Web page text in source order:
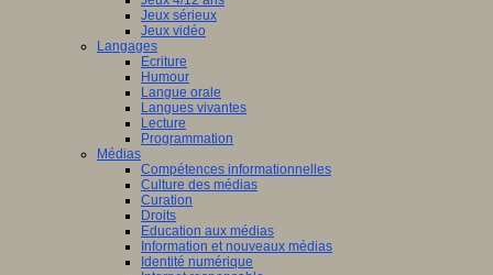
Jeux sérieux
Jeux vidéo
Langages
Ecriture
Humour
Langue orale
Langues vivantes
Lecture
Programmation
Médias
Compétences informationnelles
Culture des médias
Curation
Droits
Education aux médias
Information et nouveaux médias
Identité numérique